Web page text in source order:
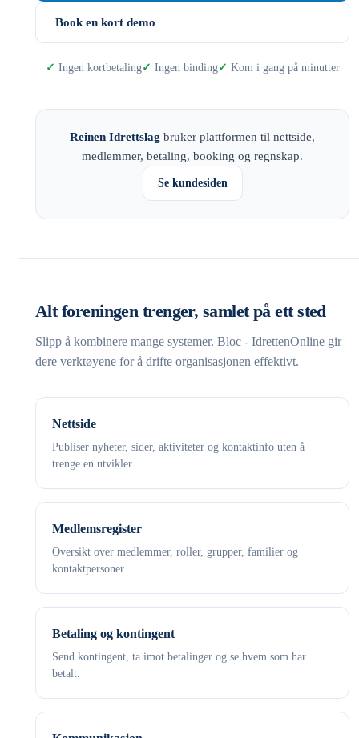
Book en kort demo
Ingen kortbetaling Ingen binding Kom i gang på minutter
Reinen Idrettslag bruker plattformen til nettside,
medlemmer, betaling, booking og regnskap.
Se kundesiden
Alt foreningen trenger, samlet på ett sted
Slipp å kombinere mange systemer. Bloc - IdrettenOnline gir
dere verktøyene for å drifte organisasjonen effektivt.
Nettside
Publiser nyheter, sider, aktiviteter og kontaktinfo uten å
trenge en utvikler.
Medlemsregister
Oversikt over medlemmer, roller, grupper, familier og
kontaktpersoner.
Betaling og kontingent
Send kontingent, ta imot betalinger og se hvem som har
betalt.